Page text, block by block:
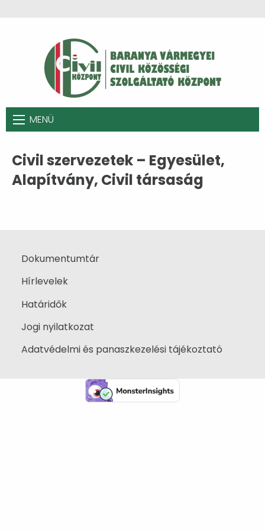
MENÜ
Civil szervezetek – Egyesület,
Alapítvány, Civil társaság
Dokumentumtár
Hírlevelek
Határidők
Jogi nyilatkozat
Adatvédelmi és panaszkezelési tájékoztató